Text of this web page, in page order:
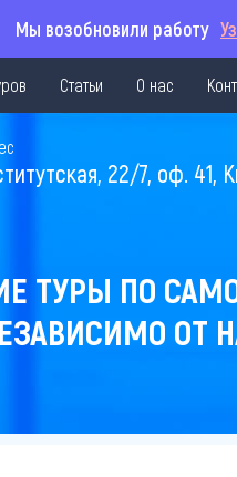
Мы возобновили работу
Статьи О нас
22/7, оф. 41,
ТУРЫ ПО
ОТ